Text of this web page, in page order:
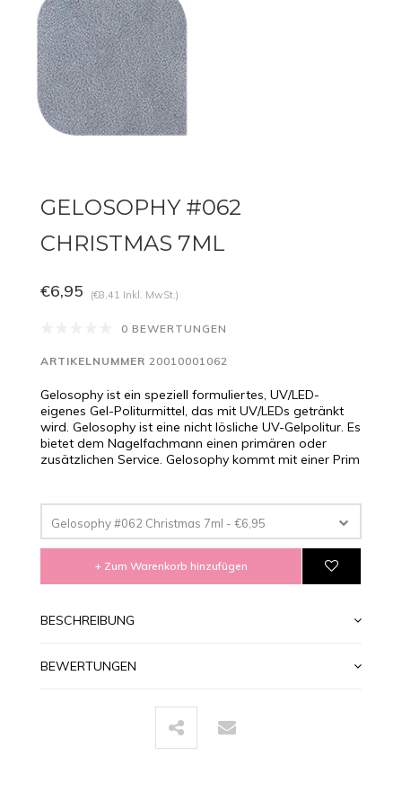
GELOSOPHY #062
CHRISTMAS 7ML
€6,95 (€8,41 Inkl. MwSt.)
0 BEWERTUNGEN
ARTIKELNUMMER 20010001062
Gelosophy ist ein speziell formuliertes, UV/LED-
eigenes Gel-Politurmittel, das mit UV/LEDs getränkt
wird. Gelosophy ist eine nicht lösliche UV-Gelpolitur. Es
bietet dem Nagelfachmann einen primären oder
zusätzlichen Service. Gelosophy kommt mit einer Prim
Gelosophy #062 Christmas 7ml - €6,95
+ Zum Warenkorb hinzufügen
BESCHREIBUNG
BEWERTUNGEN